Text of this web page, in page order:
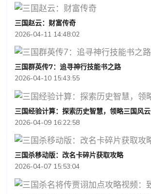
三国赵云：财富传奇
2026-04-11 14:48:02
三国群英传7：追寻神行技能书之路
2026-04-10 15:43:55
三国经验计算：探索历史智慧，领略三国风云
2026-04-09 16:22:58
三国杀移动版：改名卡碎片获取攻略
2026-04-07 15:53:04